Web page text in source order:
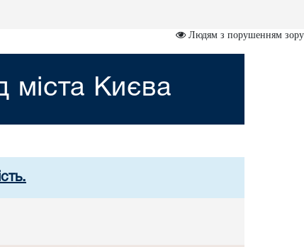
Людям з порушенням зору
міста Києва